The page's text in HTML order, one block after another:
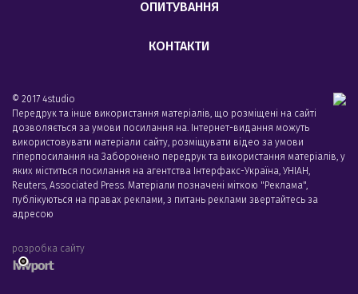
ОПИТУВАННЯ
КОНТАКТИ
© 2017 4studio
Передрук та інше використання матеріалів, що розміщені на сайті
дозволяється за умови посилання на. Інтернет-видання можуть
використовувати матеріали сайту, розміщувати відео за умови
гіперпосилання на Заборонено передрук та використання матеріалів, у
яких міститься посилання на агентства Iнтерфакс-Україна, УНIАН,
Reuters, Associated Press. Матеріали позначені міткою "Реклама",
публікуються на правах реклами, з питань реклами звертайтесь за
адресою
розробка сайту